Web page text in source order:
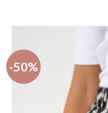
-50%